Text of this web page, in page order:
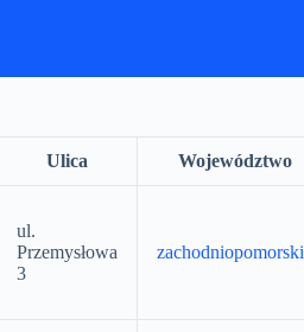
Ulica Województwo
ul.
Przemysłowa
3